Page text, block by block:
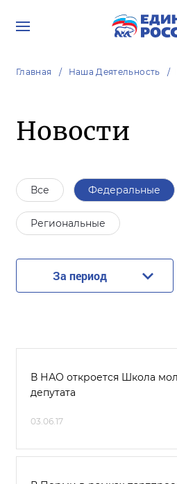
Главная Наша Деятельность
Новости
Все Федеральные
Региональные
За период
В НАО откроется Школа
депутата
03.06.17